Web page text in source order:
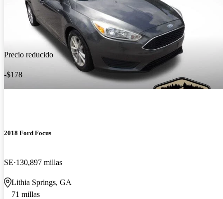
Precio reducido
-$178
2018 Ford Focus
SE 130,897 millas
Lithia Springs, GA
71 millas